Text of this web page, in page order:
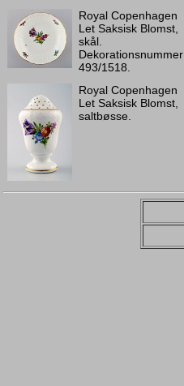
Royal Copenhagen
Let Saksisk Blomst,
skål.
Dekorationsnummer
493/1518.
Royal Copenhagen
Let Saksisk Blomst,
saltbøsse.